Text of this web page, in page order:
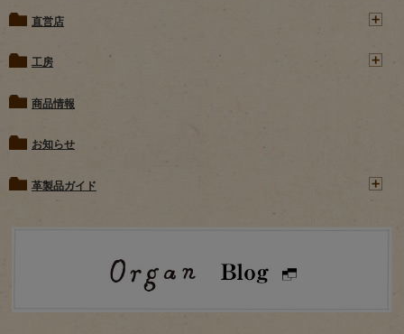
直営店
工房
商品情報
お知らせ
革製品ガイド